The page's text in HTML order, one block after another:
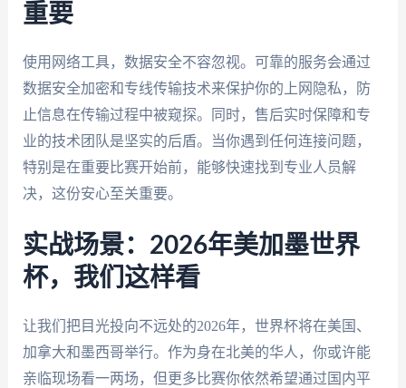
重要
使用网络工具，数据安全不容忽视。可靠的服务会通过
数据安全加密和专线传输技术来保护你的上网隐私，防
止信息在传输过程中被窥探。同时，售后实时保障和专
业的技术团队是坚实的后盾。当你遇到任何连接问题，
特别是在重要比赛开始前，能够快速找到专业人员解
决，这份安心至关重要。
实战场景：2026年美加墨世界
杯，我们这样看
让我们把目光投向不远处的2026年，世界杯将在美国、
加拿大和墨西哥举行。作为身在北美的华人，你或许能
亲临现场看一两场，但更多比赛你依然希望通过国内平